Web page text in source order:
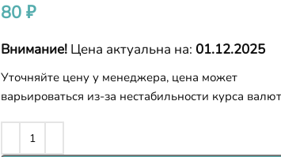
80₽
Внимание! Цена актуальна на: 01.12.2025
Уточняйте цену у менеджера, цена может
варьироваться из-за нестабильности курса